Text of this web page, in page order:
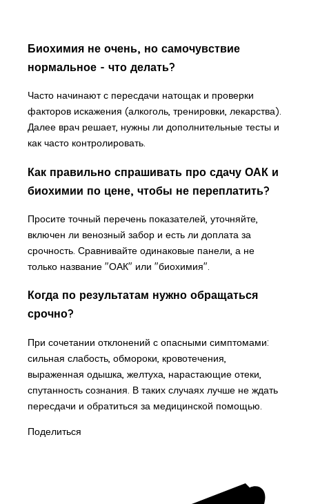
Биохимия не очень, но самочувствие
нормальное - что делать?
Часто начинают с пересдачи натощак и проверки
факторов искажения (алкоголь, тренировки, лекарства).
Далее врач решает, нужны ли дополнительные тесты и
как часто контролировать.
Как правильно спрашивать про сдачу ОАК и
биохимии по цене, чтобы не переплатить?
Просите точный перечень показателей, уточняйте,
включен ли венозный забор и есть ли доплата за
срочность. Сравнивайте одинаковые панели, а не
только название "ОАК" или "биохимия".
Когда по результатам нужно обращаться
срочно?
При сочетании отклонений с опасными симптомами:
сильная слабость, обмороки, кровотечения,
выраженная одышка, желтуха, нарастающие отеки,
спутанность сознания. В таких случаях лучше не ждать
пересдачи и обратиться за медицинской помощью.
Поделиться